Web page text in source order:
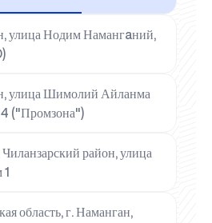
улица Нодим Намангaний,
улица Шимолий Айланма
("Промзона")
район, улица
область, г. Наманган,